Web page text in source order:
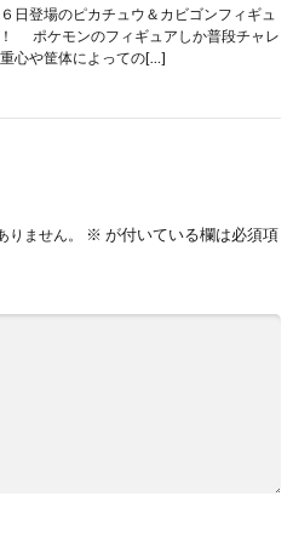
日登場のピカチュウ＆カビゴンフィギュ
ポケモンのフィギュアしか普段チャレ
心や筐体によっての[…]
ません。 ※ が付いている欄は必須項